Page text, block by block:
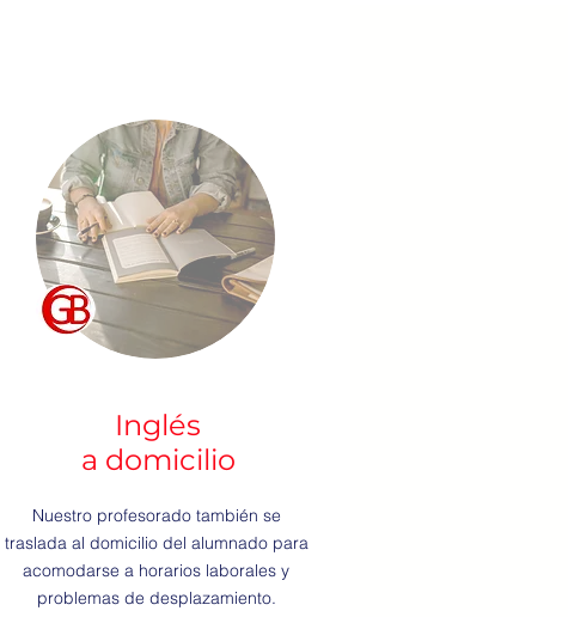
Inglés
a domicilio
Nuestro profesorado también se
traslada al domicilio del alumnado para
acomodarse a horarios laborales y
problemas de desplazamiento.